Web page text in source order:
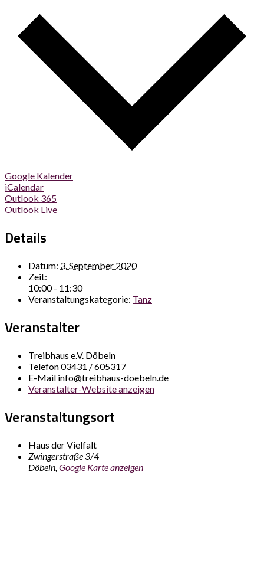
Google Kalender
iCalendar
Outlook 365
Outlook Live
Details
Datum: 3. September 2020
Zeit:
10:00 - 11:30
Veranstaltungskategorie: Tanz
Veranstalter
Treibhaus e.V. Döbeln
Telefon03431 / 605317
E-Mail info@treibhaus-doebeln.de
Veranstalter-Website anzeigen
Veranstaltungsort
Haus der Vielfalt
Zwingerstraße 3/4
Döbeln,Google Karte anzeigen